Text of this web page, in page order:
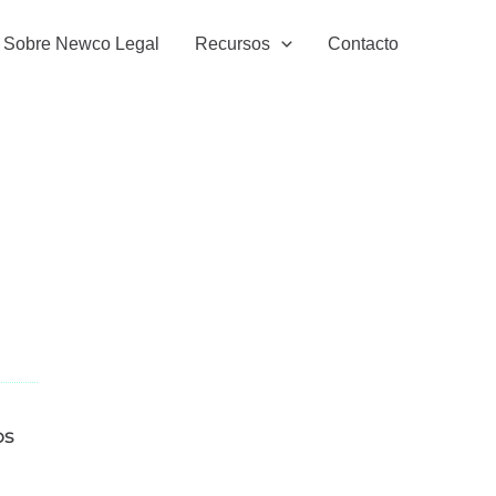
Sobre Newco Legal Recursos Contacto